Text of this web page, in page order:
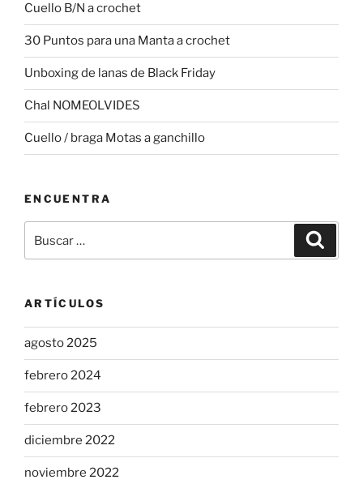
Cuello B/N a crochet
30 Puntos para una Manta a crochet
Unboxing de lanas de Black Friday
Chal NOMEOLVIDES
Cuello / braga Motas a ganchillo
ENCUENTRA
por:
ARTÍCULOS
agosto 2025
febrero 2024
febrero 2023
diciembre 2022
noviembre 2022